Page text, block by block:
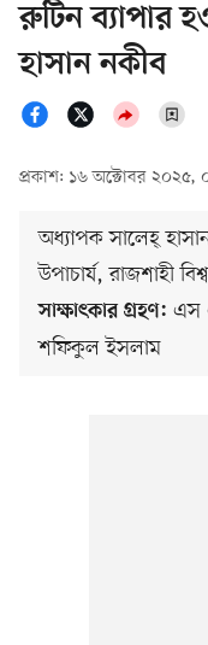
রুটিন ব্যাপার
হাসান নকীব
প্রকাশ: ১৬ অক্টোবর ২০২৫,
অধ্যাপক সালেহ্
উপাচার্য, রাজশাহী
সাক্ষাৎকার গ্রহণ: এস
শফিকুল ইসলাম